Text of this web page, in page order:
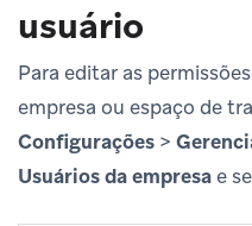
usuário
Para editar as
empresa ou espaço de
Configurações >
Usuários da empresae